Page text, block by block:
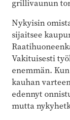
grillivaunun
Nykyisin
sijaitsee
Vakituisesti
enemmän.
kauhan
edennyt
mutta